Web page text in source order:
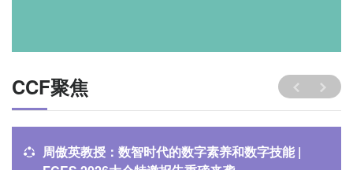
CCF聚焦
周傲英教授：数智时代的数字素养和数字技能 |